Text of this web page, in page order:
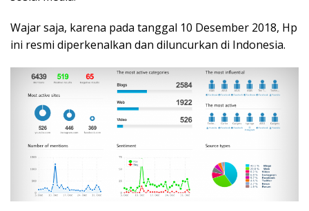
Wajar saja, karena pada tanggal 10 Desember 2018, Hp
ini resmi diperkenalkan dan diluncurkan di Indonesia.